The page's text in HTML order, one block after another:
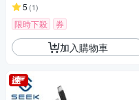
5 (1)
限時下殺 券
加入購物車